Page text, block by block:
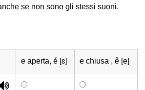
se non sono gli stessi suoni.
e aperta, é [ɛ] e chiusa , ê [e]